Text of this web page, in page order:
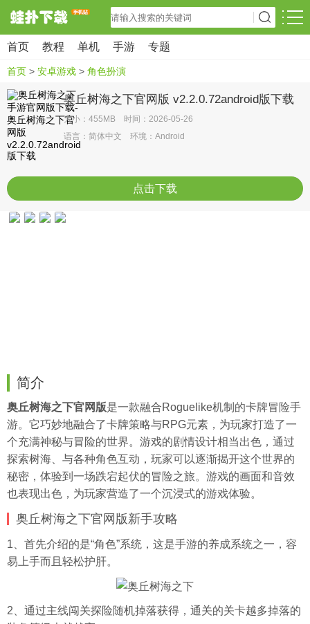
首页 教程 单机 手游 专题
首页 > 安卓游戏 > 角色扮演
奥丘树海之下官网版 v2.2.0.72android版下载
大小：455MB 时间：2026-05-26
语言：简体中文 环境：Android
点击下载
简介
奥丘树海之下官网版是一款融合Roguelike机制的卡牌冒险手
游。它巧妙地融合了卡牌策略与RPG元素，为玩家打造了一
个充满神秘与冒险的世界。游戏的剧情设计相当出色，通过
探索树海、与各种角色互动，玩家可以逐渐揭开这个世界的
秘密，体验到一场跌宕起伏的冒险之旅。游戏的画面和音效
也表现出色，为玩家营造了一个沉浸式的游戏体验。
奥丘树海之下官网版新手攻略
1、首先介绍的是“角色”系统，这是手游的养成系统之一，容
易上手而且轻松护肝。
2、通过主线闯关探险随机掉落获得，通关的关卡越多掉落的